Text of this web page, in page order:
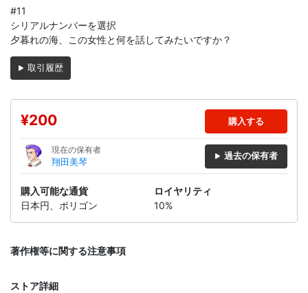
#11
シリアルナンバーを選択
夕暮れの海、この女性と何を話してみたいですか？
取引履歴
¥200 購入する
現在の保有者
翔田美琴
過去の保有者
購入可能な通貨
日本円、ポリゴン
ロイヤリティ
10%
著作権等に関する注意事項
ストア詳細